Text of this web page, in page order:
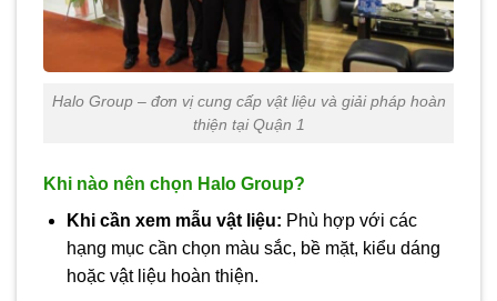
Halo Group – đơn vị cung cấp vật liệu và giải pháp hoàn
thiện tại Quận 1
Khi nào nên chọn Halo Group?
Khi cần xem mẫu vật liệu: Phù hợp với các
hạng mục cần chọn màu sắc, bề mặt, kiểu dáng
hoặc vật liệu hoàn thiện.